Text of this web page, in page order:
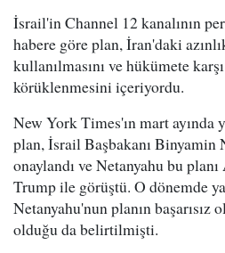
İsrail'in Channel 12 kanalının
habere göre plan, İran'daki
kullanılmasını ve hükümete
körüklenmesini içeriyordu.
New York Times'ın mart ayında
plan, İsrail Başbakanı Binyamin
onaylandı ve Netanyahu bu
Trump ile görüştü. O dönemde
Netanyahu'nun planın başarısız
olduğu da belirtilmişti.